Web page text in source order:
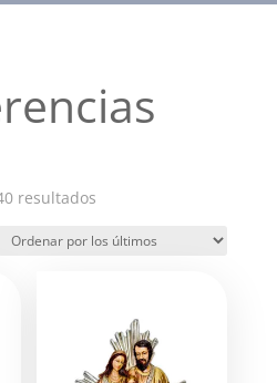
resultadosOrdenado
los